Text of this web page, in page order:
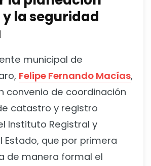
la seguridad
municipal de
Felipe Fernando Macías,
convenio de coordinación
catastro y registro
Instituto Registral y
Estado, que por primera
de manera formal el